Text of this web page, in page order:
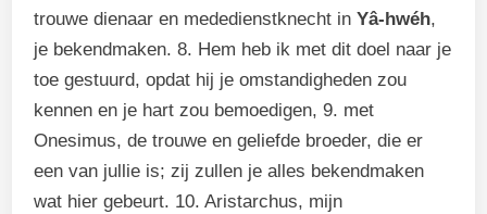
trouwe dienaar en mededienstknecht inYâ-hwéh,
je bekendmaken. 8. Hem heb ik met dit doel naar je
toe gestuurd, opdat hij je omstandigheden zou
kennen en je hart zou bemoedigen, 9. met
Onesimus, de trouwe en geliefde broeder, die er
een van jullie is; zij zullen je alles bekendmaken
wat hier gebeurt. 10. Aristarchus, mijn